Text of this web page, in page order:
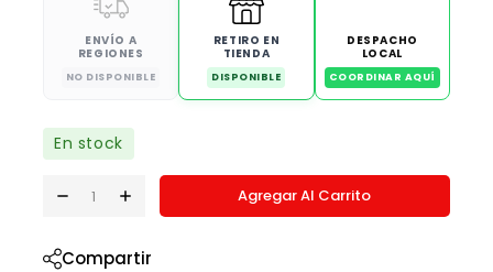
ENVÍO A
REGIONES
NO DISPONIBLE
RETIRO EN
TIENDA
DISPONIBLE
DESPACHO
LOCAL
COORDINAR AQUÍ
En stock
Agregar Al Carrito
Compartir